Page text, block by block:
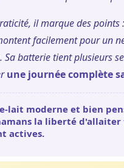
il marque des points
facilement pour un
Sa batterie tient plusieurs
une journée complète
lait moderne et bien
la liberté d'allaiter
actives.